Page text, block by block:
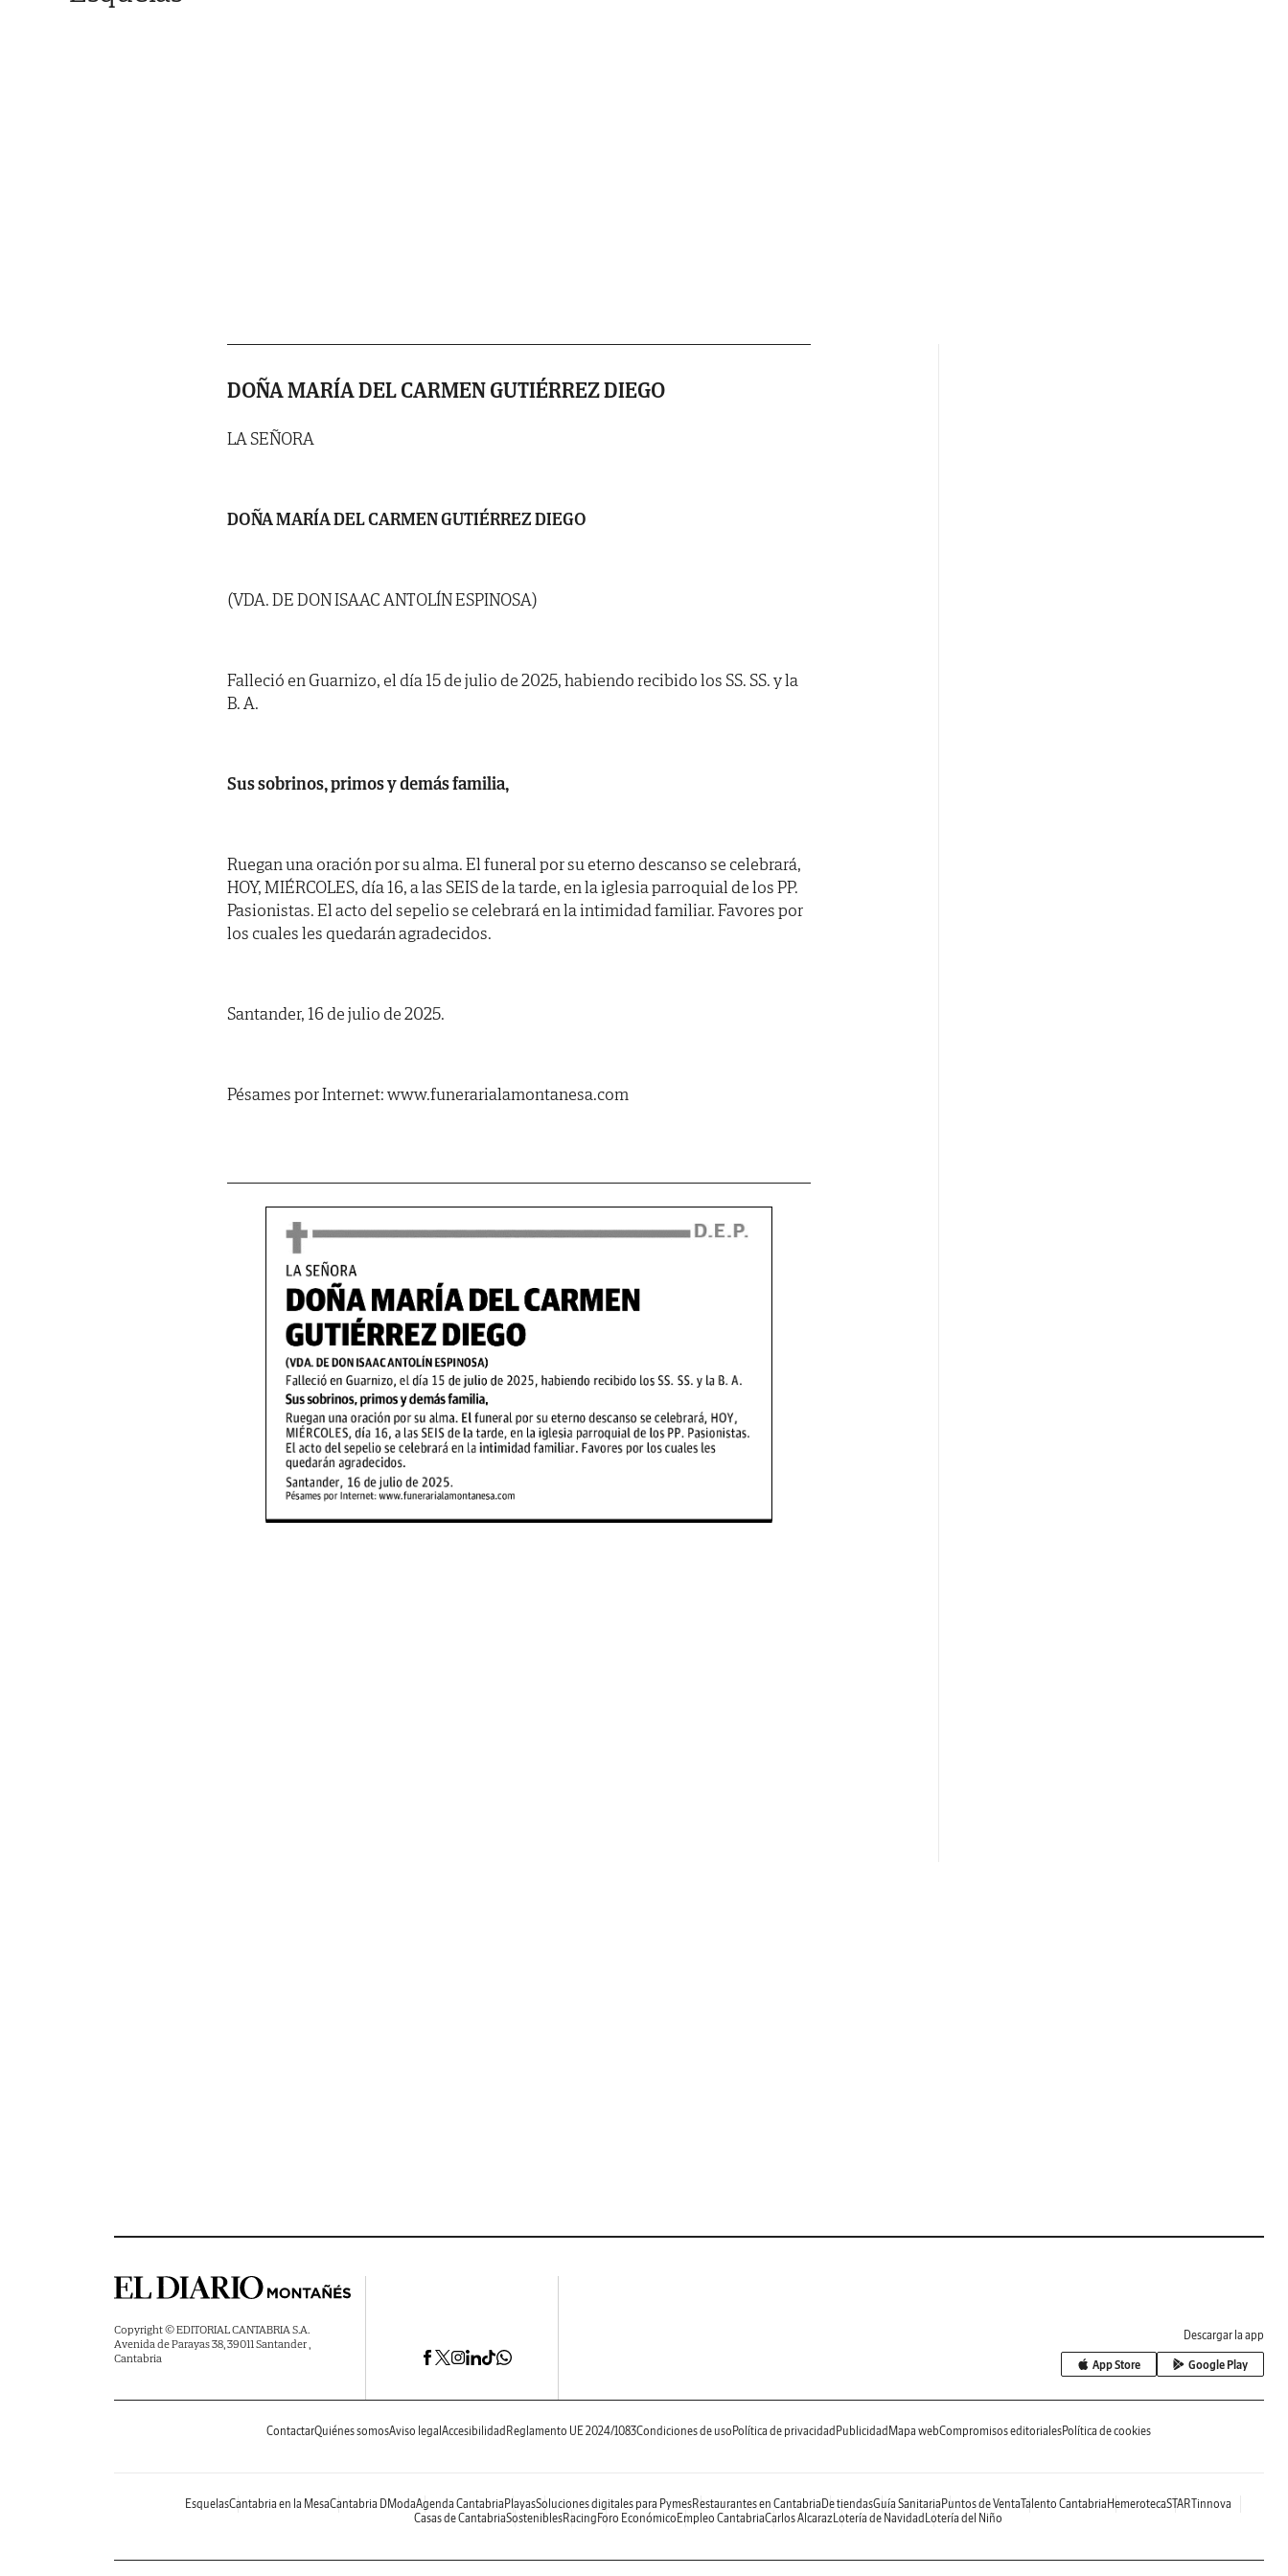
DOÑA MARÍA DEL CARMEN GUTIÉRREZ DIEGO
LA SEÑORA
DOÑA MARÍA DEL CARMEN GUTIÉRREZ DIEGO
(VDA. DE DON ISAAC ANTOLÍN ESPINOSA)
Falleció en Guarnizo, el día 15 de julio de 2025, habiendo recibido los SS. SS. y la
B. A.
Sus sobrinos, primos y demás familia,
Ruegan una oración por su alma. El funeral por su eterno descanso se celebrará,
HOY, MIÉRCOLES, día 16, a las SEIS de la tarde, en la iglesia parroquial de los PP.
Pasionistas. El acto del sepelio se celebrará en la intimidad familiar. Favores por
los cuales les quedarán agradecidos.
Santander, 16 de julio de 2025.
Pésames por Internet: www.funerarialamontanesa.com
Copyright © EDITORIAL CANTABRIA S.A.
Avenida de Parayas 38, 39011 Santander ,
Cantabria
Descargar la app
App Store Google Play
ContactarQuiénes somosAviso legal Accesibilidad Reglamento UE 2024/1083Condiciones de uso Política de privacidad Publicidad Mapa webCompromisos editorialesPolítica de cookies
EsquelasCantabria en la MesaCantabria DModaAgenda Cantabria PlayasSoluciones digitales para PymesRestaurantes en Cantabria De tiendasGuía Sanitaria Puntos de VentaTalento Cantabria HemerotecaSTARTinnova
Casas de CantabriaSosteniblesRacing Foro Económico Empleo CantabriaCarlos AlcarazLotería de Navidad Lotería del Niño